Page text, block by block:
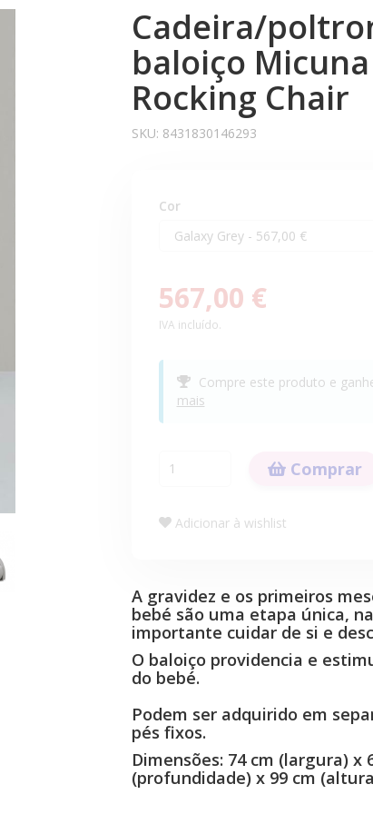
Cadeira/
baloiço
Rocking Chair
SKU: 8431830146293
Cor
567,00 €
IVA incluído.
Compre este produto e
mais
Comprar
Adicionar à wishlist
A gravidez e os primeiros
bebé são uma etapa única,
importante cuidar de si e
O baloiço providencia e
do bebé.
Podem ser adquirido em
pés fixos.
Dimensões: 74 cm (largura) x
(profundidade) x 99 cm